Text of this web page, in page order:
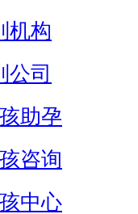
机构
公司
助孕
咨询
中心